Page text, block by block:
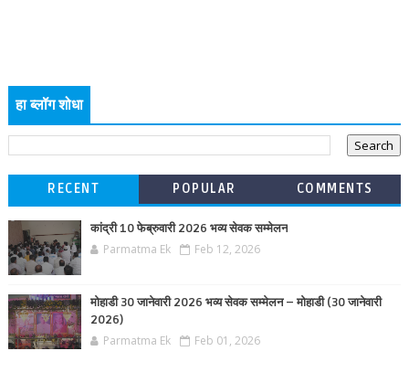
हा ब्लॉग शोधा
RECENT POPULAR COMMENTS
कांद्री 10 फेब्रुवारी 2026 भव्य सेवक सम्मेलन
Parmatma Ek Feb 12, 2026
मोहाडी 30 जानेवारी 2026 भव्य सेवक सम्मेलन – मोहाडी (30 जानेवारी
2026)
Parmatma Ek Feb 01, 2026